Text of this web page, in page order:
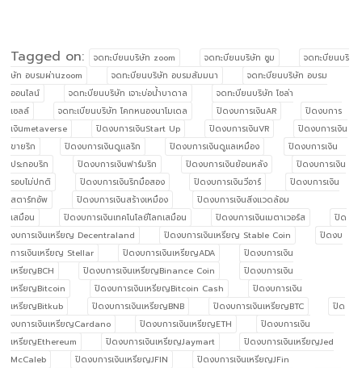
Tagged on: จดทะบียนบริษัท zoom จดทะบียนบริษัท ซูม
จดทะบียนบริ
ษัท อบรมผ่านzoom
จดทะบียนบริษัท อบรมสัมมนา
จดทะบียนบริษัท อบรม
ออนไลน์
จดทะบียนบริษัท เจาะบ่อน้ำบาดาล
จดทะบียนบริษัท โซล่า
เซลล์
จดทะเบียนบริษัท โคกหนองนาโมเดล ปิดงบการเงินAR
ปิดงบการ
เงินmetaverse
ปิดงบการเงินStart Up ปิดงบการเงินVR
ปิดงบการเงิน
ขายริก
ปิดงบการเงินดูแลริก ปิดงบการเงินดูแลเหมือง
ปิดงบการเงิน
ประกอบริก
ปิดงบการเงินฟาร์มริก ปิดงบการเงินย้อนหลัง
ปิดงบการเงิน
รอบไม่ปกติ
ปิดงบการเงินริกมือสอง ปิดงบการเงินวีอาร์
ปิดงบการเงิน
สตาร์ทอัพ
ปิดงบการเงินสร้างเหมือง
ปิดงบการเงินสิ่งแวดล้อม
เสมือน
ปิดงบการเงินเทคโนโลยีโลกเสมือน ปิดงบการเงินเมตาเวอร์ส
ปิด
งบการเงินเหรียญ Decentraland
ปิดงบการเงินเหรียญ Stable Coin
ปิดงบ
การเงินเหรียญ Stellar
ปิดงบการเงินเหรียญADA
ปิดงบการเงิน
เหรียญBCH
ปิดงบการเงินเหรียญBinance Coin
ปิดงบการเงิน
เหรียญBitcoin
ปิดงบการเงินเหรียญBitcoin Cash
ปิดงบการเงิน
เหรียญBitkub
ปิดงบการเงินเหรียญBNB ปิดงบการเงินเหรียญBTC
ปิด
งบการเงินเหรียญCardano
ปิดงบการเงินเหรียญETH
ปิดงบการเงิน
เหรียญEthereum
ปิดงบการเงินเหรียญJaymart
ปิดงบการเงินเหรียญJed
McCaleb
ปิดงบการเงินเหรียญJFIN
ปิดงบการเงินเหรียญJFin